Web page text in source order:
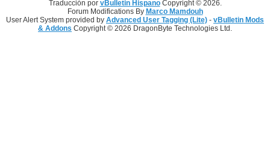
Traducción por vBulletin HispanoCopyright © 2026.
Forum Modifications By Marco Mamdouh
User Alert System provided by Advanced User Tagging (Lite) - vBulletin Mods
& Addons Copyright © 2026 DragonByte Technologies Ltd.